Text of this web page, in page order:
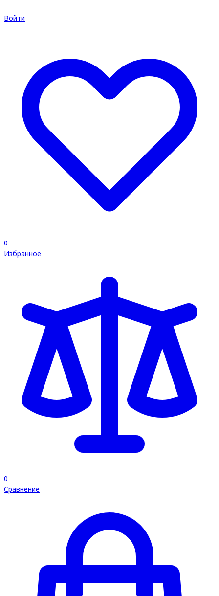
Войти
0
Избранное
0
Сравнение